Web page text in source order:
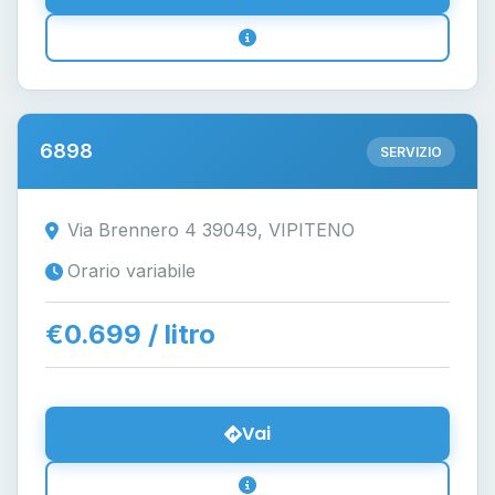
6898 SERVIZIO
Via Brennero 4 39049, VIPITENO
Orario variabile
€0.699 / litro
Vai